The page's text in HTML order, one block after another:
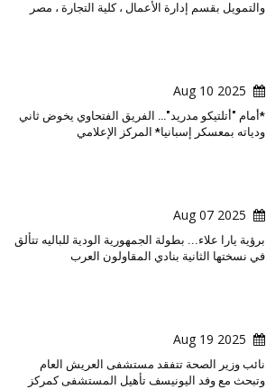
والتمويل بقسم إدارة الأعمال ، كلية التجارة ، مصر
2025 Aug 10
*أمام "أتلتيكو مدريد"… الفريق الفتحاوي يخوض ثاني
ودياته بمعسكر إسبانيا* المركز الإعلامي
2025 Aug 07
برؤية يارا علاء... بطولة الجمهورية الودية للباليه تتألق
في نسختها الثانية بنادي المقاولون العرب
2025 Aug 19
نائب وزير الصحة تتفقد مستشفى العريش العام
وتبحث مع وفد اليونيسف تأهيل المستشفى كمركز